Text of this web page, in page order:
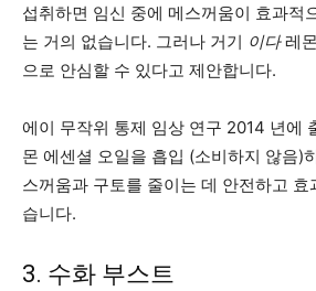
섭취하면 임신 중에 메스꺼움이 효과적
는 거의 없습니다. 그러나 거기 이다레
으로 안심할 수 있다고 제안합니다.
에이 무작위 통제 임상 연구 2014 년에
몬 에센셜 오일을 흡입 (소비하지 않음)
스꺼움과 구토를 줄이는 데 안전하고 효
습니다.
3. 수화 부스트